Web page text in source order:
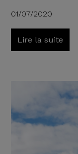
01/07/2020
Lire la suite